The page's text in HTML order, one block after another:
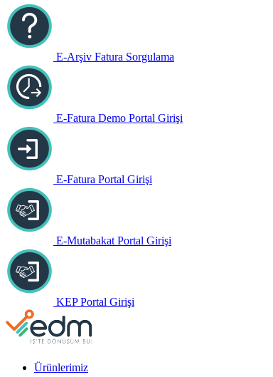
E-Arşiv Fatura Sorgulama
E-Fatura Demo Portal Girişi
E-Fatura Portal Girişi
E-Mutabakat Portal Girişi
KEP Portal Girişi
Ürünlerimiz